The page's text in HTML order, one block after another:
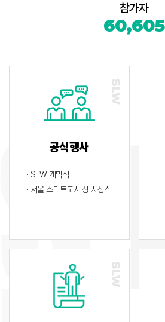
참가자
60,605
공식행사
· SLW 개막식
· 서울 스마트도시 상 시상식